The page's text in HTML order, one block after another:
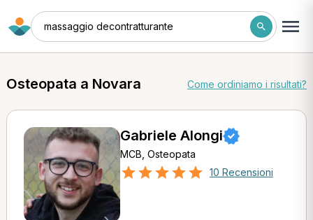
massaggio decontratturante
Osteopata a Novara Come ordiniamo i risultati?
Gabriele Alongi
MCB, Osteopata
10 Recensioni